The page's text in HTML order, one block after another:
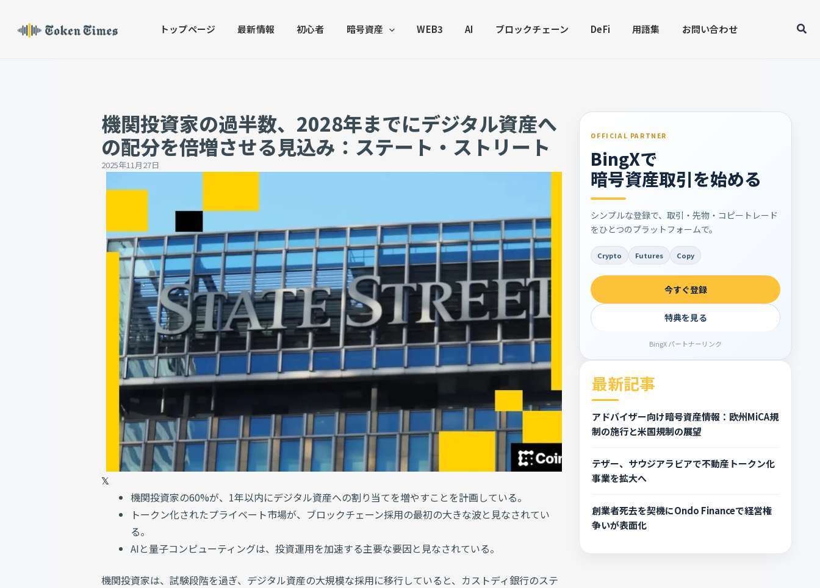
content
トップページ 最新情報 初心者 暗号資産 WEB3 AI ブロックチェーン DeFi 用語集 お問い合わせ
機関投資家の過半数、2028年までにデジタル資産へ
の配分を倍増させる見込み：ステート・ストリート
2025年11月27日
𝕏
機関投資家の60%が、1年以内にデジタル資産への割り当てを増やすことを計画している。
トークン化されたプライベート市場が、ブロックチェーン採用の最初の大きな波と見なされてい
る。
AIと量子コンピューティングは、投資運用を加速する主要な要因と見なされている。
機関投資家は、試験段階を過ぎ、デジタル資産の大規模な採用に移行していると、カストディ銀行のステ
OFFICIAL PARTNER
BingXで
暗号資産取引を始める
シンプルな登録で、取引・先物・コピートレード
をひとつのプラットフォームで。
Crypto Futures Copy
今すぐ登録
特典を見る
BingX パートナーリンク
最新記事
アドバイザー向け暗号資産情報：欧州MiCA規
制の施行と米国規制の展望
テザー、サウジアラビアで不動産トークン化
事業を拡大へ
創業者死去を契機にOndo Financeで経営権
争いが表面化